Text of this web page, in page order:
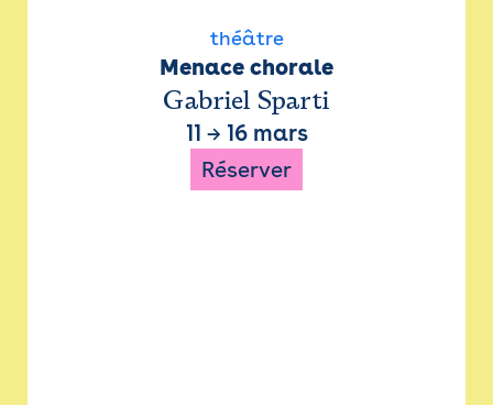
théâtre
Menace chorale
Gabriel Sparti
11 → 16 mars
Réserver